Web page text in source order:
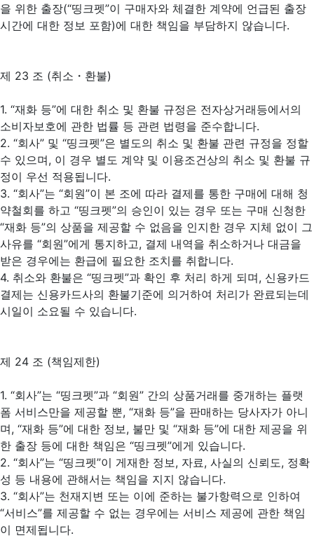
을 위한 출장(“띵크펫”이 구매자와 체결한 계약에 언급된 출장
시간에 대한 정보 포함)에 대한 책임을 부담하지 않습니다.
제 23 조 (취소・환불)
1. “재화 등”에 대한 취소 및 환불 규정은 전자상거래등에서의
소비자보호에 관한 법률 등 관련 법령을 준수합니다.
2. “회사” 및 “띵크펫”은 별도의 취소 및 환불 관련 규정을 정할
수 있으며, 이 경우 별도 계약 및 이용조건상의 취소 및 환불 규
정이 우선 적용됩니다.
3. “회사”는 “회원”이 본 조에 따라 결제를 통한 구매에 대해 청
약철회를 하고 “띵크펫”의 승인이 있는 경우 또는 구매 신청한
“재화 등”의 상품을 제공할 수 없음을 인지한 경우 지체 없이 그
사유를 “회원”에게 통지하고, 결제 내역을 취소하거나 대금을
받은 경우에는 환급에 필요한 조치를 취합니다.
4. 취소와 환불은 “띵크펫”과 확인 후 처리 하게 되며, 신용카드
결제는 신용카드사의 환불기준에 의거하여 처리가 완료되는데
시일이 소요될 수 있습니다.
제 24 조 (책임제한)
1. “회사”는 “띵크펫”과 “회원” 간의 상품거래를 중개하는 플랫
폼 서비스만을 제공할 뿐, “재화 등”을 판매하는 당사자가 아니
며, “재화 등”에 대한 정보, 불만 및 “재화 등”에 대한 제공을 위
한 출장 등에 대한 책임은 “띵크펫”에게 있습니다.
2. “회사”는 “띵크펫”이 게재한 정보, 자료, 사실의 신뢰도, 정확
성 등 내용에 관해서는 책임을 지지 않습니다.
3. “회사”는 천재지변 또는 이에 준하는 불가항력으로 인하여
“서비스”를 제공할 수 없는 경우에는 서비스 제공에 관한 책임
이 면제됩니다.